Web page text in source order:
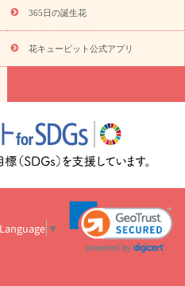
トルコキキョウ
お祝い・4000円～
お祝い・
お祝い・ 10000円～
お供え・お
ー
お祝いを贈るときのマナー・
コラム一覧
誕生日のお花を「色
の予算相場
出産祝いお役立ち情
お祝い花のマナー総まとめ
職
解は？
開店祝いの花 選び方ガイ
365日の誕生花
花キューピット公式アプリ
▼